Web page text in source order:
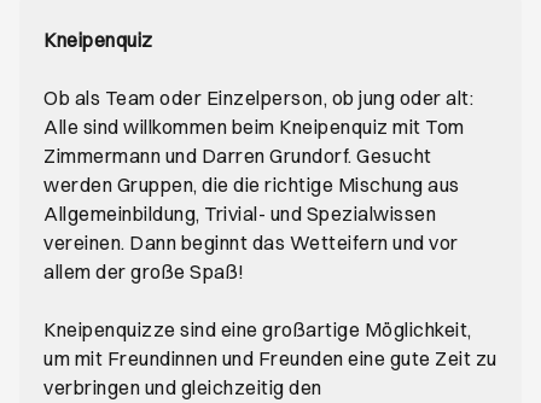
Kneipenquiz
Ob als Team oder Einzelperson, ob jung oder alt:
Alle sind willkommen beim Kneipenquiz mit Tom
Zimmermann und Darren Grundorf. Gesucht
werden Gruppen, die die richtige Mischung aus
Allgemeinbildung, Trivial-­ und Spezialwissen
vereinen. Dann beginnt das Wetteifern und vor
allem der große Spaß!
Kneipenquizze sind eine großartige Möglichkeit,
um mit Freundinnen und Freunden eine gute Zeit zu
verbringen und gleichzeitig den